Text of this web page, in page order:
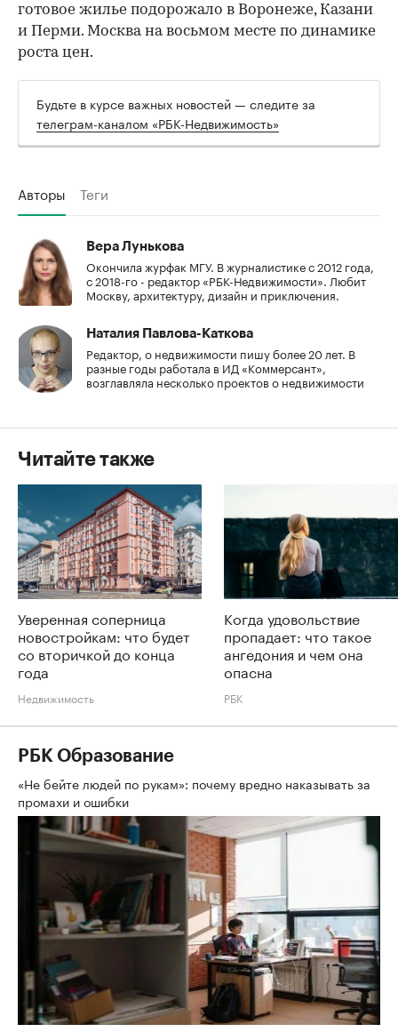
готовое жилье подорожало в Воронеже, Казани
и Перми. Москва на восьмом месте по динамике
роста цен.
Будьте в курсе важных новостей — следите за
телеграм-каналом «РБК-Недвижимость»
Авторы Теги
Вера Лунькова
Окончила журфак МГУ. В журналистике с 2012 года,
с 2018-го - редактор «РБК-Недвижимости». Любит
Москву, архитектуру, дизайн и приключения.
Наталия Павлова-Каткова
Редактор, о недвижимости пишу более 20 лет. В
разные годы работала в ИД «Коммерсант»,
возглавляла несколько проектов о недвижимости
Читайте также
Уверенная соперница
новостройкам: что будет
со вторичкой до конца
года
Недвижимость
Когда удовольствие
пропадает: что такое
ангедония и чем она
опасна
РБК
РБК Образование
«Не бейте людей по рукам»: почему вредно наказывать за
промахи и ошибки